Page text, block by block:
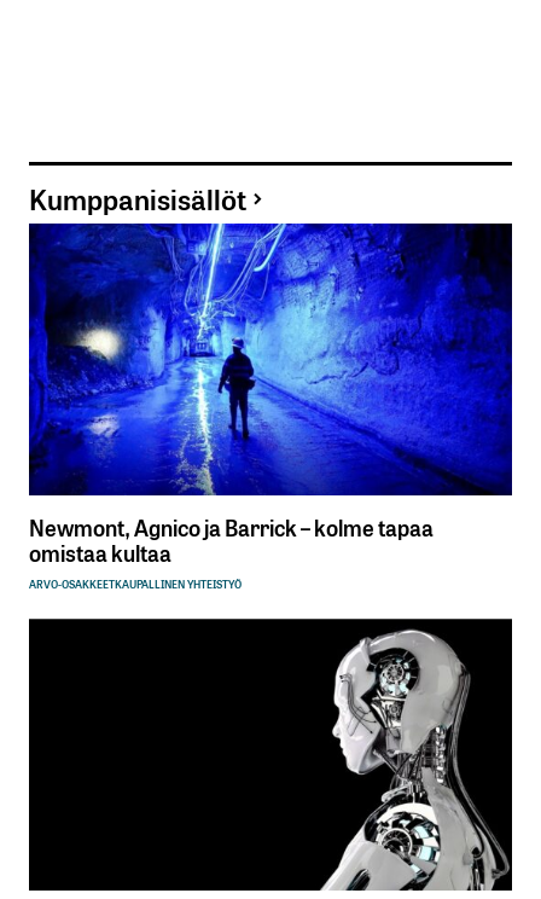
Kumppanisisällöt
Newmont, Agnico ja Barrick – kolme tapaa
omistaa kultaa
ARVO-OSAKKEETKAUPALLINEN YHTEISTYÖ